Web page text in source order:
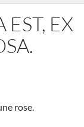
EX
rose.